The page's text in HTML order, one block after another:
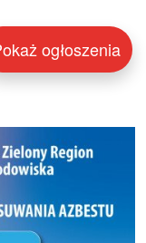
ogłoszenia